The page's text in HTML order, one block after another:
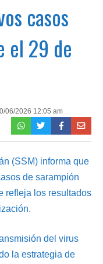
casos
el 29 de
06/2026 12:05 am
(SSM) informa que
de sarampión
refleja los resultados
del virus
la estrategia de